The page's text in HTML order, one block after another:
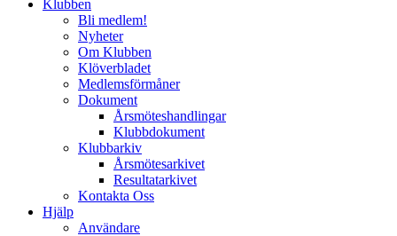
Klubben
Bli medlem!
Nyheter
Om Klubben
Klöverbladet
Medlemsförmåner
Dokument
Årsmöteshandlingar
Klubbdokument
Klubbarkiv
Årsmötesarkivet
Resultatarkivet
Kontakta Oss
Hjälp
Användare